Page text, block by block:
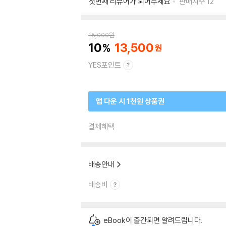
15,000원
10 13,500
YES포인트
앱 다운 시 1천원 상품권
결제혜택
배송안내
배송비
eBook이 출간되면 알려드립니다.